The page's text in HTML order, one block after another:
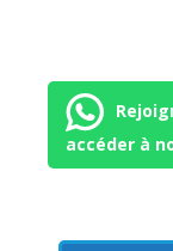
accéder à